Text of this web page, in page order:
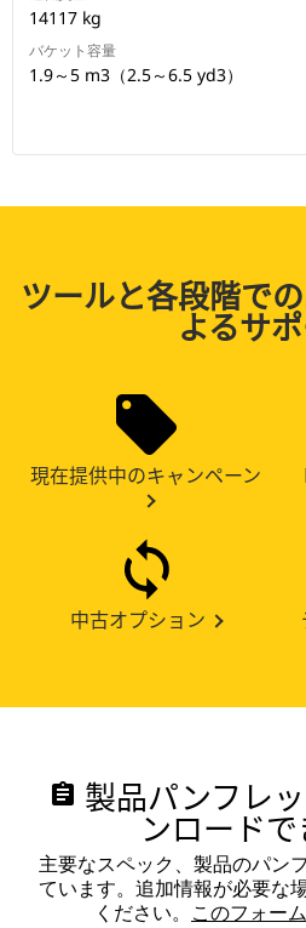
14117 kg
バケット容量
1.9～5 m3（2.5～6.5 yd3）
ツールと各段階で
よるサ
現在提供中のキャンペーン
中古オプション
assignment 製品パンフレ
ンロード
主要なスペック、製品のパン
ています。追加情報が必要な
ください。 このフォー